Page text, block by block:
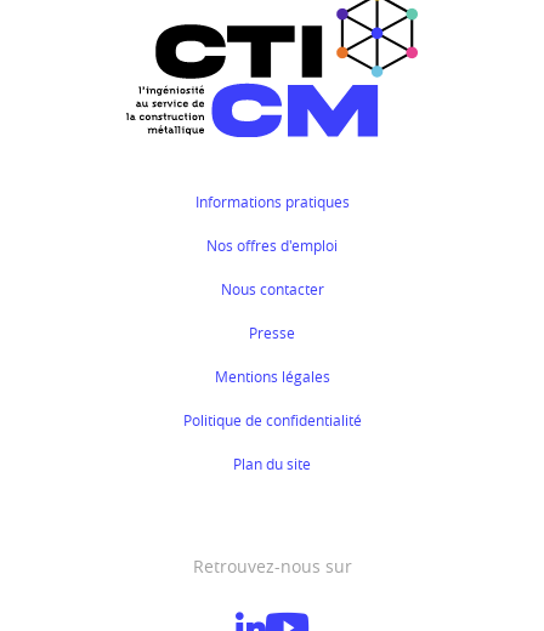
Informations pratiques
Nos offres d'emploi
Nous contacter
Presse
Mentions légales
Politique de confidentialité
Plan du site
Retrouvez-nous sur